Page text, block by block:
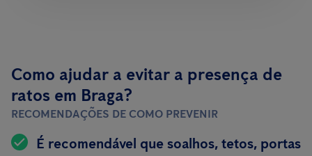
Como ajudar a evitar a presença de
ratos em Braga?
RECOMENDAÇÕES DE COMO PREVENIR
É recomendável que soalhos, tetos, portas